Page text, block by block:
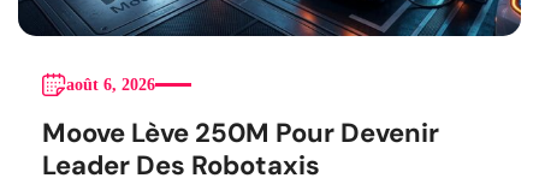
août 6, 2026
Moove Lève 250M Pour Devenir
Leader Des Robotaxis